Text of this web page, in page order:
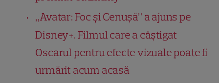
„Avatar: Foc și Cenușă” a ajuns pe
Disney+. Filmul care a câștigat
Oscarul pentru efecte vizuale poate fi
urmărit acum acasă